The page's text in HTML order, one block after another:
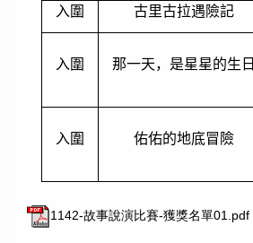
入圍 古里古拉遇險記
入圍 那一天，是星星的生日
入圍 佑佑的地底冒險
1142-故事說演比賽-獲獎名單01.pdf